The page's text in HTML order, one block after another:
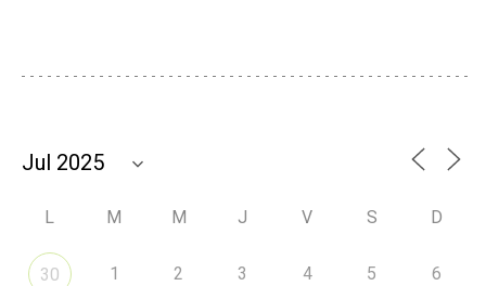
L M M J V S D
30 1 2 3 4 5 6